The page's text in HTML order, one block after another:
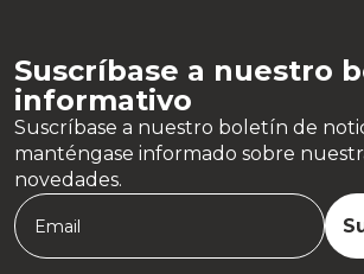
Suscríbase a nuestro
informativo
Suscríbase a nuestro boletín de
manténgase informado sobre
novedades.